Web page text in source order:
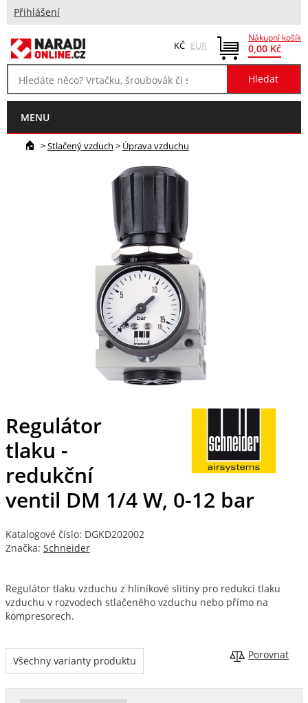
Přihlášení
Nákupní košík
0,00 Kč
KČ EUR
MENU
>Stlačený vzduch > Úprava vzduchu
Regulátor
tlaku -
redukční
ventil DM 1/4 W, 0-12 bar
Katalogové číslo: DGKD202002
Značka: Schneider
Regulátor tlaku vzduchu z hliníkové slitiny pro redukci tlaku
vzduchu v rozvodech stlačeného vzduchu nebo přímo na
kompresorech.
Porovnat
Všechny varianty produktu